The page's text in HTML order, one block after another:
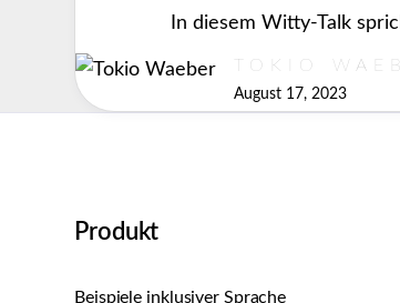
In diesem Witty-Talk
TOKIO
August 17, 2023
Produkt
Beispiele inklusiver Sprache